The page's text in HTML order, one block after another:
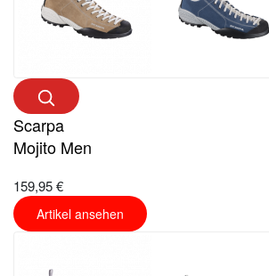
Scarpa
Mojito Men
159,95 €
Artikel ansehen